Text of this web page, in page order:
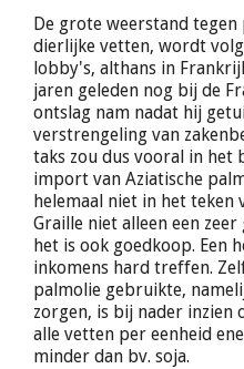
De grote weerstand
dierlijke vetten, wordt
lobby's, althans in
jaren geleden nog bij de
ontslag nam nadat hij
verstrengeling van
taks zou dus vooral in het
import van Aziatische
helemaal niet in het teken
Graille niet alleen een
het is ook goedkoop. Een
inkomens hard treffen.
palmolie gebruikte,
zorgen, is bij nader inzien
alle vetten per eenheid
minder dan bv. soja.